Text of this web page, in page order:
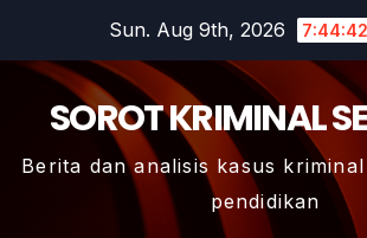
content
Sun. Aug 9th, 2026
SOROT KRIMINAL
Berita dan analisis kasus
pendidikan